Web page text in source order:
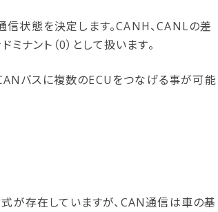
状態を決定します。CANH、CANLの差
ナント（0）として扱います。
バスに複数のECUをつなげる事が可能
が存在していますが、CAN通信は車の基